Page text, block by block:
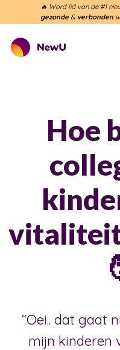
🔥 Word lid van de #1
gezonde & verbonden
Hoe
“Oei.. dat gaat
mijn kinderen